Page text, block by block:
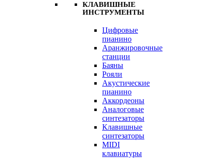
КЛАВИШНЫЕ
ИНСТРУМЕНТЫ
Цифровые
пианино
Аранжировочные
станции
Баяны
Рояли
Акустические
пианино
Аккордеоны
Аналоговые
синтезаторы
Клавишные
синтезаторы
MIDI
клавиатуры